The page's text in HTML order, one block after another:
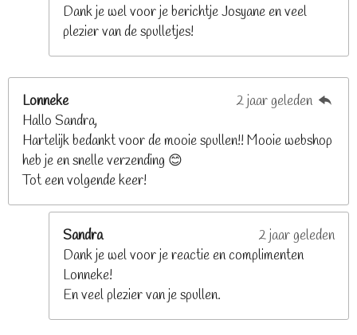
Dank je wel voor je berichtje Josyane en veel
plezier van de spulletjes!
Lonneke
2 jaar geleden
Hallo Sandra,
Hartelijk bedankt voor de mooie spullen!! Mooie webshop
heb je en snelle verzending 😊
Tot een volgende keer!
Sandra
2 jaar geleden
Dank je wel voor je reactie en complimenten
Lonneke!
En veel plezier van je spullen.